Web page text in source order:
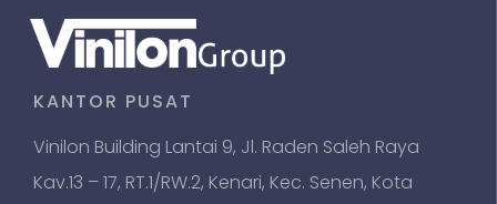
KANTOR PUSAT
Vinilon Building Lantai 9, Jl. Raden Saleh Raya
Kav.13 – 17, RT.1/RW.2, Kenari, Kec. Senen, Kota